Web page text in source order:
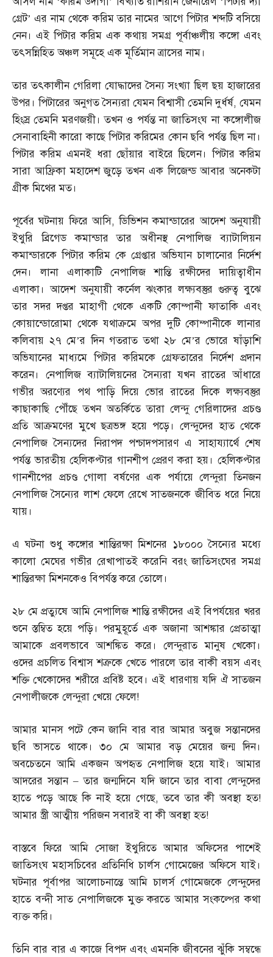
গ্রেট’ এর নাম থেকে করিম তার নামের আগে পিটার শব্দটি বসিয়ে
নেন। এই পিটার করিম এক কথায় সমগ্র পূর্বাঞ্চলীয় কঙ্গো এবং
তৎসন্নিহিত অঞ্চল সমূহে এক মূর্তিমান ত্রাসের নাম।
তার তৎকালীন গেরিলা যোদ্ধাদের সৈন্য সংখ্যা ছিল ছয় হাজারের
উপর। পিটারের অনুগত সৈন্যরা যেমন বিশ্বাসী তেমনি দুর্ধর্ষ, যেমন
হিংস্র তেমনি মরণজয়ী। তখন ও পর্যন্ত না জাতিসংঘ না কঙ্গোলীজ
সেনাবাহিনী কারো কাছে পিটার করিমের কোন ছবি পর্যন্ত ছিল না।
পিটার করিম এমনই ধরা ছোঁয়ার বাইরে ছিলেন। পিটার করিম
সারা আফ্রিকা মহাদেশ জুড়ে তখন এক লিজেন্ড আবার অনেকটা
গ্রীক মিথের মত।
পূর্বের ঘটনায় ফিরে আসি,ডিভিশন কমান্ডারের আদেশ অনুযায়ী
ইথুরি ব্রিগেড কমান্ডার তার অধীনস্থ নেপালিজ ব্যাটালিয়ন
কমান্ডারকে পিটার করিম কে গ্রেপ্তার অভিযান চালানোর নির্দেশ
দেন। লানা এলাকাটি নেপালিজ শান্তি রক্ষীদের দায়িত্বাধীন
এলাকা। আদেশ অনুযায়ী কর্নেল ঝংকার লক্ষ্যবস্তুর গুরুত্ব বুঝে
তার সদর দপ্তর মাহাগী থেকে একটি কোম্পানী ফাতাকি এবং
কোয়ান্ডোরোমা থেকে যথাক্রমে অপর দুটি কোম্পানীকে লানার
কলিবায় ২৭ মে’র দিন গতরাত তথা ২৮ মে’র ভোরে ষাঁড়াশি
অভিযানের মাধ্যমে পিটার করিমকে গ্রেফতারের নির্দেশ প্রদান
করেন। নেপালিজ ব্যাটালিয়নের সৈন্যরা যখন রাতের আঁধারে
গভীর অরণ্যের পথ পাড়ি দিয়ে ভোর রাতের দিকে লক্ষ্যবস্তুর
কাছাকাছি পৌঁছে তখন অতর্কিতে তারা লেন্দু গেরিলাদের প্রচণ্ড
প্রতি আক্রমণের মুখে ছত্রভঙ্গ হয়ে পড়ে। লেন্দুদের হাত থেকে
নেপালিজ সৈন্যদের নিরাপদ পশ্চাদপসারণ এ সাহায্যার্থে শেষ
পর্যন্ত ভারতীয় হেলিকপ্টার গানশীপ প্রেরণ করা হয়। হেলিকপ্টার
গানশীপের প্রচণ্ড গোলা বর্ষণের এক পর্যায়ে লেন্দুরা তিনজন
নেপালিজ সৈন্যের লাশ ফেলে রেখে সাতজনকে জীবিত ধরে নিয়ে
যায়।
এ ঘটনা শুধু কঙ্গোর শান্তিরক্ষা মিশনের ১৮০০০ সৈন্যের মধ্যে
কালো মেঘের গভীর রেখাপাতই করেনি বরং জাতিসংঘের সমগ্র
শান্তিরক্ষা মিশনকেও বিপর্যস্ত করে তোলে।
২৮ মে প্রত্যুষে আমি নেপালিজ শান্তি রক্ষীদের এই বিপর্যয়ের খরর
শুনে স্তম্বিত হয়ে পড়ি। পরমুহূর্তে এক অজানা আশঙ্কার প্রেতাত্মা
আমাকে প্রবলভাবে আশঙ্কিত করে। লেন্দুরাত মানুষ খেকো।
ওদের প্রচলিত বিশ্বাস শত্রুকে খেতে পারলে তার বাকী বয়স এবং
শক্তি খেকোদের শরীরে প্রবিষ্ট হবে। এই ধারণায় যদি ঐ সাতজন
নেপালীজকে লেন্দুরা খেয়ে ফেলে!
আমার মানস পটে কেন জানি বার বার আমার অবুজ সন্তানদের
ছবি ভাসতে থাকে। ৩০ মে আমার বড় মেয়ের জন্ম দিন।
অবচেতনে আমি একজন অপহৃত নেপালিজ হয়ে যাই। আমার
আদরের সন্তান–তার জন্মদিনে যদি জানে তার বাবা লেন্দুদের
হাতে পড়ে আছে কি নাই হয়ে গেছে,তবে তার কী অবস্থা হত!
আমার স্ত্রী আত্মীয় পরিজন সবারই বা কী অবস্থা হত!
বাস্তবে ফিরে আমি সোজা ইথুরিতে আমার অফিসের পাশেই
জাতিসংঘ মহাসচিবের প্রতিনিধি চার্লস গোমেজের অফিসে যাই।
ঘটনার পূর্বাপর আলোচনান্তে আমি চালর্স গোমেজকে লেন্দুদের
হাতে বন্দী সাত নেপালিজকে মুক্ত করতে আমার সংকল্পের কথা
ব্যক্ত করি।
তিনি বার বার এ কাজে বিপদ এবং এমনকি জীবনের ঝুঁকি সম্বন্ধে